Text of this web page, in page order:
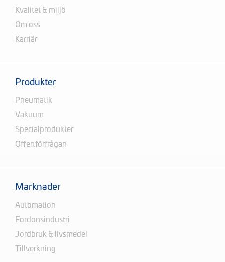
Kvalitet & miljö
Om oss
Karriär
Produkter
Pneumatik
Vakuum
Specialprodukter
Offertförfrågan
Marknader
Automation
Fordonsindustri
Jordbruk & livsmedel
Tillverkning